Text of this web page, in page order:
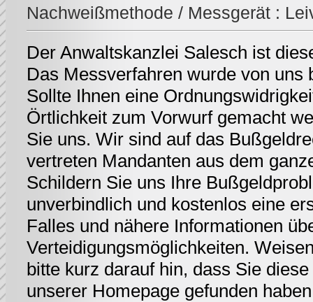
Nachweißmethode / Messgerät :
Der Anwaltskanzlei Salesch ist
Das Messverfahren wurde von uns
Sollte Ihnen eine
Örtlichkeit zum Vorwurf gemacht
Sie uns. Wir sind auf das
vertreten Mandanten aus dem
Schildern Sie uns Ihre
unverbindlich und kostenlos eine
Falles und nähere Informationen
Verteidigungsmöglichkeiten.
bitte kurz darauf hin, dass Sie
unserer Homepage gefunden